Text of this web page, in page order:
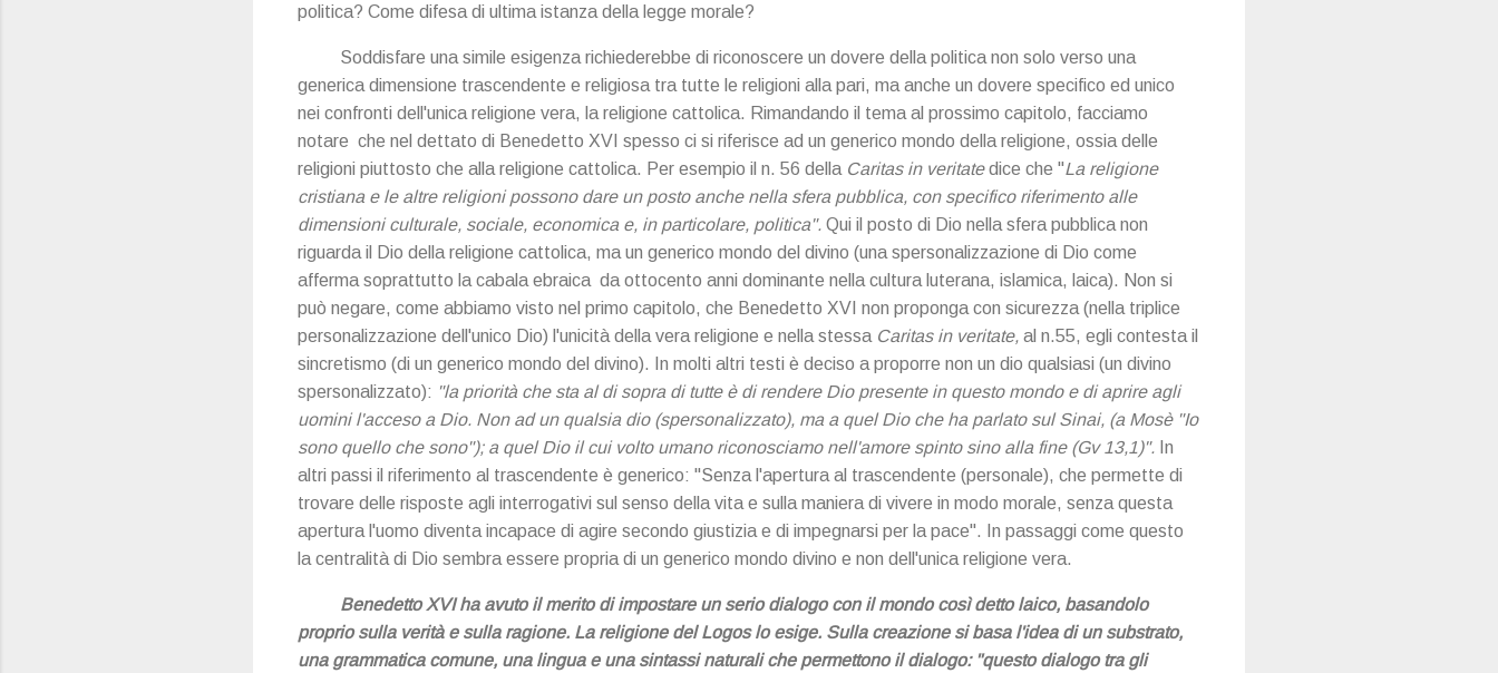
politica? Come difesa di ultima istanza della legge morale?
Soddisfare una simile esigenza richiederebbe di riconoscere un dovere della politica non solo verso una
generica dimensione trascendente e religiosa tra tutte le religioni alla pari, ma anche un dovere specifico ed unico
nei confronti dell'unica religione vera, la religione cattolica. Rimandando il tema al prossimo capitolo, facciamo
notare che nel dettato di Benedetto XVI spesso ci si riferisce ad un generico mondo della religione, ossia delle
religioni piuttosto che alla religione cattolica. Per esempio il n. 56 della Caritas in veritatedice che "La religione
cristiana e le altre religioni possono dare un posto anche nella sfera pubblica, con specifico riferimento alle
dimensioni culturale, sociale, economica e, in particolare, politica". Qui il posto di Dio nella sfera pubblica non
riguarda il Dio della religione cattolica, ma un generico mondo del divino (una spersonalizzazione di Dio come
afferma soprattutto la cabala ebraica da ottocento anni dominante nella cultura luterana, islamica, laica). Non si
può negare, come abbiamo visto nel primo capitolo, che Benedetto XVI non proponga con sicurezza (nella triplice
personalizzazione dell'unico Dio) l'unicità della vera religione e nella stessa Caritas in veritate, al n.55, egli contesta il
sincretismo (di un generico mondo del divino). In molti altri testi è deciso a proporre non un dio qualsiasi (un divino
spersonalizzato): "la priorità che sta al di sopra di tutte è di rendere Dio presente in questo mondo e di aprire agli
uomini l'acceso a Dio. Non ad un qualsia dio (spersonalizzato), ma a quel Dio che ha parlato sul Sinai, (a Mosè "Io
sono quello che sono"); a quel Dio il cui volto umano riconosciamo nell'amore spinto sino alla fine (Gv 13,1)". In
altri passi il riferimento al trascendente è generico: "Senza l'apertura al trascendente (personale), che permette di
trovare delle risposte agli interrogativi sul senso della vita e sulla maniera di vivere in modo morale, senza questa
apertura l'uomo diventa incapace di agire secondo giustizia e di impegnarsi per la pace". In passaggi come questo
la centralità di Dio sembra essere propria di un generico mondo divino e non dell'unica religione vera.
Benedetto XVI ha avuto il merito di impostare un serio dialogo con il mondo così detto laico, basandolo
proprio sulla verità e sulla ragione. La religione del Logos lo esige. Sulla creazione si basa l'idea di un substrato,
una grammatica comune, una lingua e una sintassi naturali che permettono il dialogo: "questo dialogo tra gli